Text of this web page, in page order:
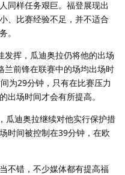
同样任务艰巨。福登展现出
、比赛经验不足，并不适合
。
发挥，瓜迪奥拉仍将他的出场
兰前锋在联赛中的场均出场时
为29分钟，只有在比赛压力
出场时间才会有所提高。
瓜迪奥拉继续对他实行保护措
时间被控制在39分钟，在欧
不错，不少媒体都有提高福